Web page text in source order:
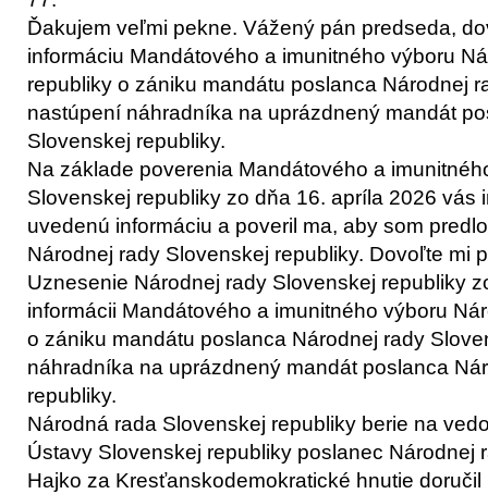
Ďakujem veľmi pekne. Vážený pán predseda,
informáciu Mandátového a imunitného výboru
republiky o zániku mandátu poslanca Národnej
nastúpení náhradníka na uprázdnený mandát
Slovenskej republiky.
Na základe poverenia Mandátového a
Slovenskej republiky zo dňa 16. apríla 2026 vás
uvedenú informáciu a poveril ma, aby som
Národnej rady Slovenskej republiky. Dovoľte mi
Uznesenie Národnej rady Slovenskej republiky
informácii Mandátového a imunitného výboru
o zániku mandátu poslanca Národnej rady
náhradníka na uprázdnený mandát poslanca
republiky.
Národná rada Slovenskej republiky berie na
Ústavy Slovenskej republiky poslanec Národnej
Hajko za Kresťanskodemokratické hnutie